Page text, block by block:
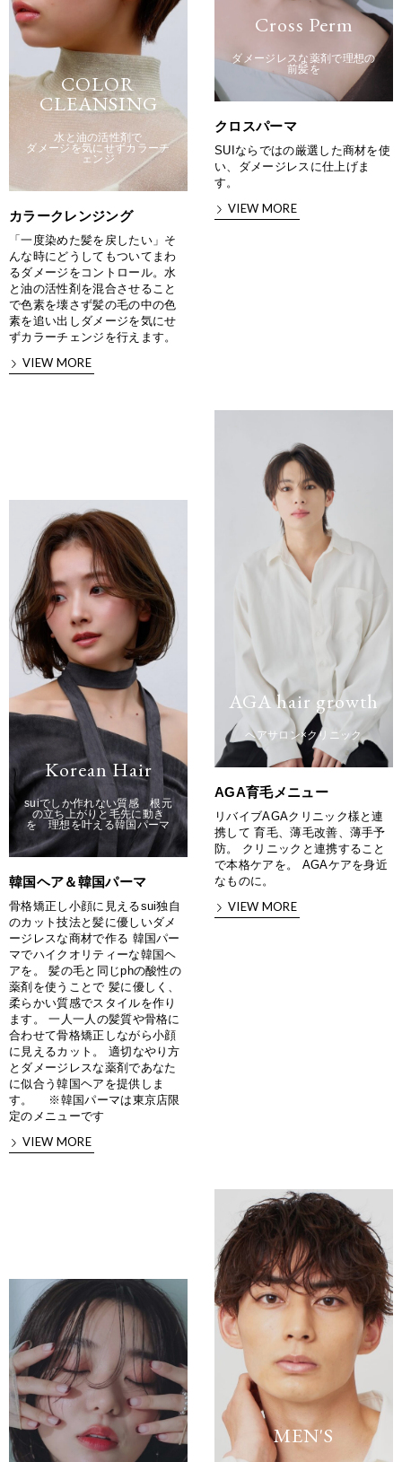
Cross Perm
ダメージレスな薬剤で理想の
前髪を
クロスパーマ
SUIならではの厳選した商材を使
い、ダメージレスに仕上げま
す。
VIEW MORE
COLOR
CLEANSING
水と油の活性剤で
ダメージを気にせずカラーチ
ェンジ
カラークレンジング
「一度染めた髪を戻したい」そ
んな時にどうしてもついてまわ
るダメージをコントロール。水
と油の活性剤を混合させること
で色素を壊さず髪の毛の中の色
素を追い出しダメージを気にせ
ずカラーチェンジを行えます。
VIEW MORE
AGA hair growth
ヘアサロン×クリニック
AGA育毛メニュー
リバイブAGAクリニック樣と連
携して 育毛、薄毛改善、薄手予
防。 クリニックと連携すること
で本格ケアを。 AGAケアを身近
なものに。
VIEW MORE
Korean Hair
suiでしか作れない質感 根元
の立ち上がりと毛先に動き
を 理想を叶える韓国パーマ
韓国ヘア＆韓国パーマ
骨格矯正し小顔に見えるsui独自
のカット技法と髪に優しいダメ
ージレスな商材で作る 韓国パー
マでハイクオリティーな韓国ヘ
アを。 髪の毛と同じphの酸性の
薬剤を使うことで 髪に優しく、
柔らかい質感でスタイルを作り
ます。 一人一人の髪質や骨格に
合わせて骨格矯正しながら小顔
に見えるカット。 適切なやり方
とダメージレスな薬剤であなた
に似合う韓国ヘアを提供しま
す。 ※韓国パーマは東京店限
定のメニューです
VIEW MORE
MEN'S